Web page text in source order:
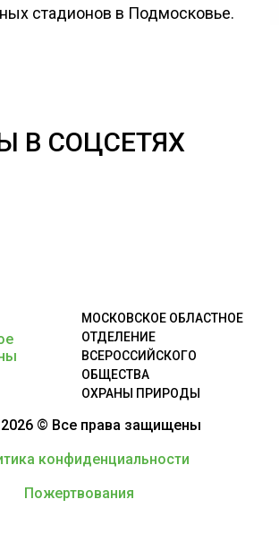
стадионов в Подмосковье.
В СОЦСЕТЯХ
МОСКОВСКОЕ ОБЛАСТНОЕ
ОТДЕЛЕНИЕ
ВСЕРОССИЙСКОГО
ОБЩЕСТВА
ОХРАНЫ ПРИРОДЫ
2026 © Все права защищены
конфиденциальности
Пожертвования